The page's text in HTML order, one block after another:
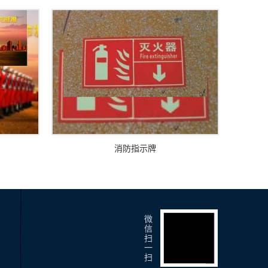
消防指示牌
微
信
扫
一
扫